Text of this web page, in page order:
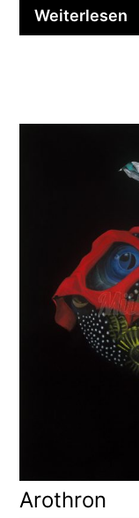
Weiterlesen
Arothron